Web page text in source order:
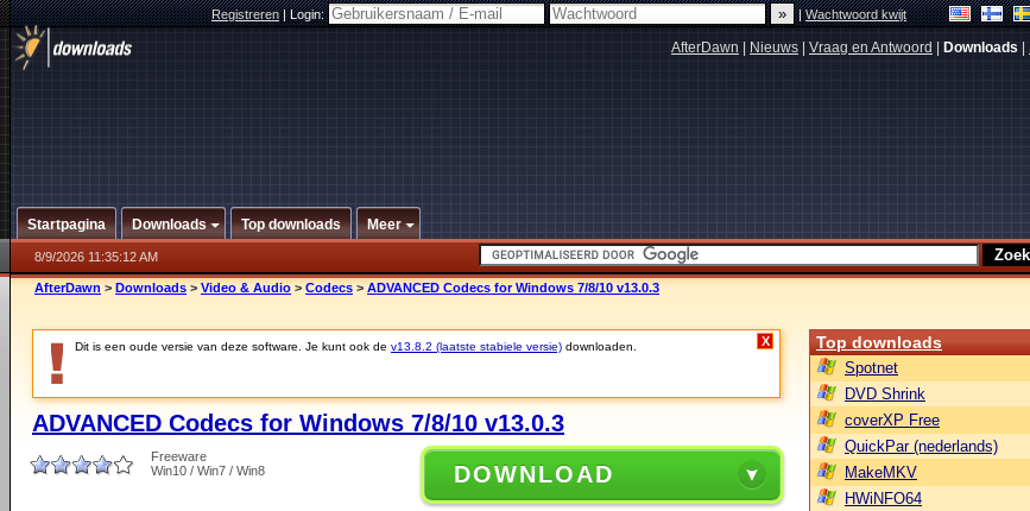
Registreren|Login: |Wachtwoord kwijt
AfterDawn Nieuws Vraag en Antwoord Downloads
Startpagina Downloads Top downloads Meer
8/9/2026 11:35:12 AM
AfterDawn > Downloads > Video & Audio > Codecs > ADVANCED Codecs for Windows 7/8/10 v13.0.3
Dit is een oude versie van deze software. Je kunt ook de v13.8.2 (laatste stabiele versie) downloaden. X
ADVANCED Codecs for Windows 7/8/10 v13.0.3
Freeware
Win10 / Win7 / Win8
DOWNLOAD
Top downloads
Spotnet
DVD Shrink
coverXP Free
QuickPar (nederlands)
MakeMKV
HWiNFO64